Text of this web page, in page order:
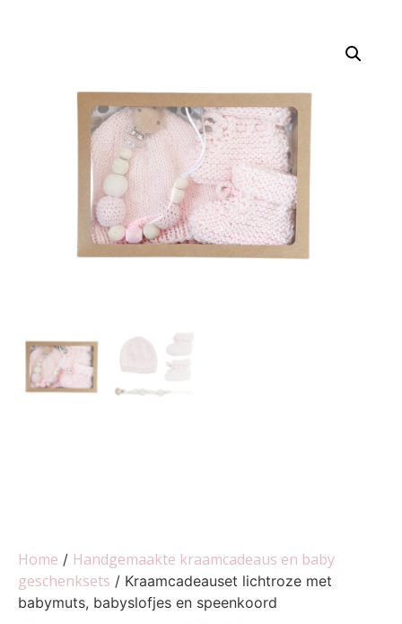
Home / Handgemaakte kraamcadeaus en baby
geschenksets / Kraamcadeauset lichtroze met
babymuts, babyslofjes en speenkoord